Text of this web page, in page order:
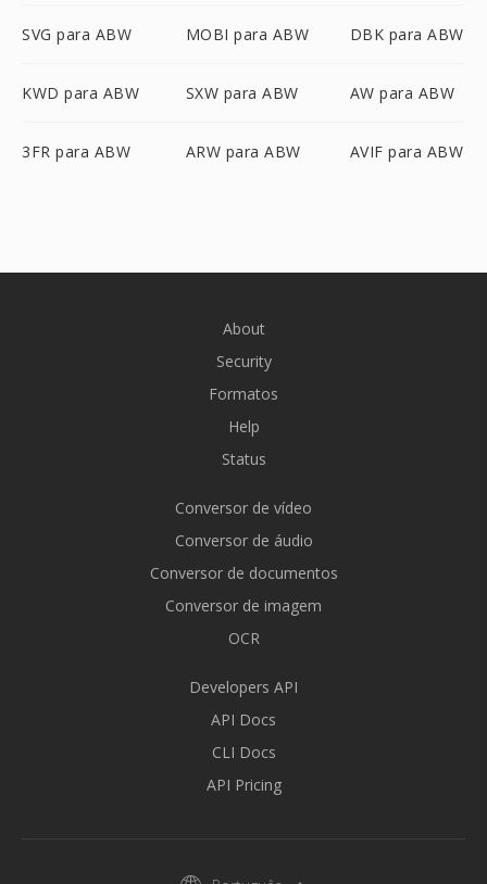
SVG para ABW MOBI para ABW DBK para ABW
KWD para ABW SXW para ABW AW para ABW
3FR para ABW ARW para ABW AVIF para ABW
About
Security
Formatos
Help
Status
Conversor de vídeo
Conversor de áudio
Conversor de documentos
Conversor de imagem
OCR
Developers API
API Docs
CLI Docs
API Pricing